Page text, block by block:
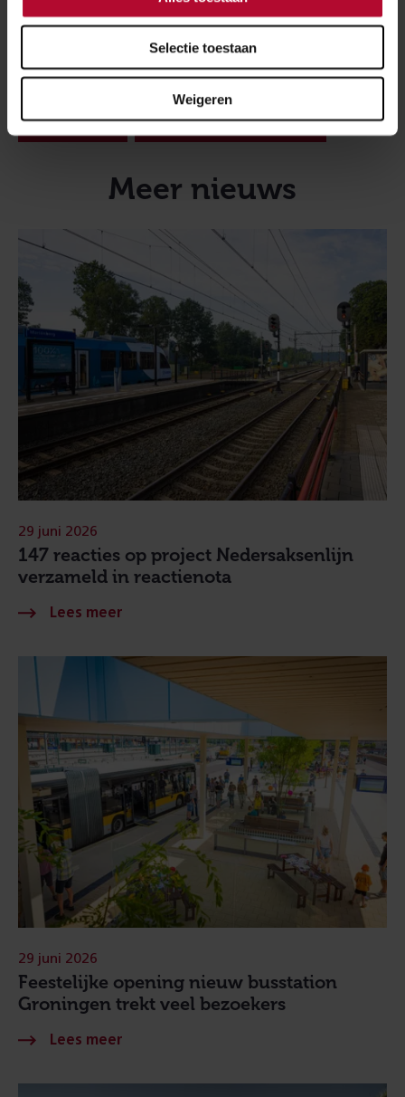
Selectie toestaan
Weigeren
Stoomtreindag, het ook van binnen bewonderen.
Meer over:
Bijzonder Groningen Spoorzone
Meer nieuws
147 reacties op project Nedersaksenlijn
verzameld in reactienota
29 juni 2026
Feestelijke opening nieuw busstation
Groningen trekt veel bezoekers
29 juni 2026